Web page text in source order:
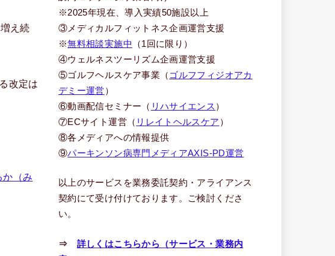
え続
改定は
（み
※2025年現在、導入実績50施設以上
③メディカルフィットネス企画運営支援
※無料相談実施中
（1回に限り）
④ウェルネスツーリズム企画運営支援
⑤ゴルフヘルスケア事業（ ゴルフフィジオアカ
デミー運営）
⑥動画配信セミナー（ リハサイエンス ）
⑦ECサイト運営（ リレイトヘルスケア ）
⑧各メディアへの情報提供
⑨パーキンソン病専門メディアAXIS-PD運営
以上のサービスを業務委託契約・アライアンス
契約にて受け付けております。ご検討くださ
い。
⇒ 詳しくはこちらから（サービス・業務内